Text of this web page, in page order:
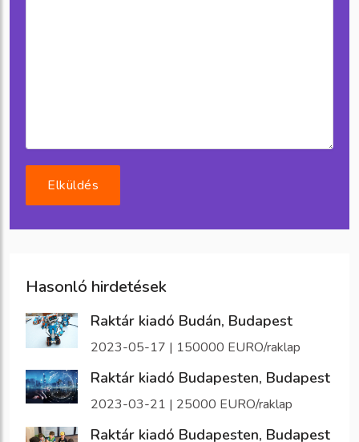
Elküldés
Hasonló hirdetések
Raktár kiadó Budán, Budapest
2023-05-17 | 150000 EURO/raklap
Raktár kiadó Budapesten, Budapest
2023-03-21 | 25000 EURO/raklap
Raktár kiadó Budapesten, Budapest